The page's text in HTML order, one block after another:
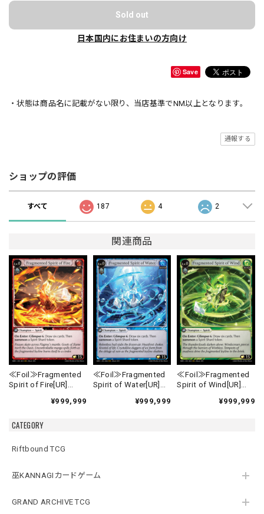
CATEGORY
Riftbound TCG
巫KANNAGIカードゲーム
GRAND ARCHIVE TCG
Sold out
日本国内にお住まいの方向け
Save
・状態は商品名に記載がない限り、当店基準でNM以上となります。
通報する
ショップの評価
すべて 187 4 2
関連商品
≪Foil≫Fragmented
Spirit of Fire[UR]
¥999,999
≪Foil≫Fragmented
Spirit of Water[UR]
¥999,999
≪Foil≫Fragmented
Spirit of Wind[UR]
¥999,999